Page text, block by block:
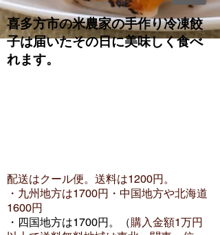
喜多方市の米農家の手作り冷凍餃
子は届いたその日に美味しく食べ
れます。
配送はクール便。送料は1200円。
・​九州地方は1700円 ・中国地方や北海道
1600円
・四国地方は1700円。（購入金額1万円